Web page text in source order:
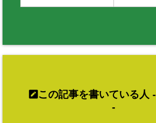
この記事を書いている人 -
-